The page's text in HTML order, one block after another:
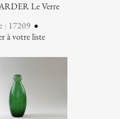
Le Verre
: 17209
à votre liste